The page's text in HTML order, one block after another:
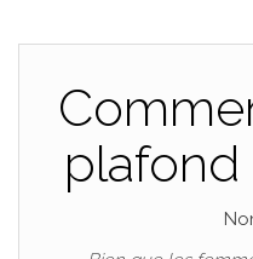
plafond